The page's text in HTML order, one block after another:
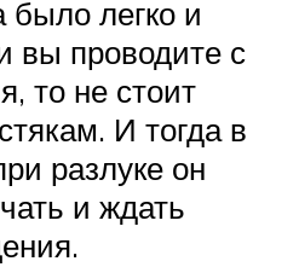
было легко и
вы проводите с
то не стоит
И тогда в
разлуке он
и ждать